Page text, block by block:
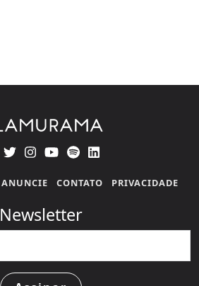
ANUNCIE CONTATO PRIVACIDADE
Newsletter